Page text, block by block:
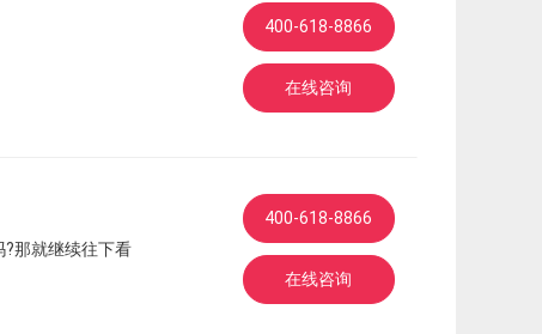
400-618-8866
在线咨询
那就继续往下看
400-618-8866
在线咨询